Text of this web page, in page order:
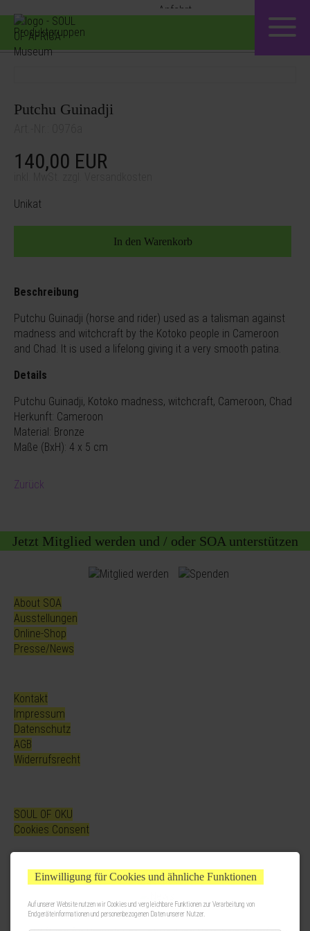
Produktgruppen
Putchu Guinadji
140,00 EUR
Unikat
Beschreibung
Putchu Guinadji (horse and rider) used as a talisman against
madness and witchcraft by the Kotoko people in Cameroon
and Chad. It is used a lifelong giving it a very smooth patina.
Details
Putchu Guinadji, Kotoko madness, witchcraft, Cameroon, Chad
Herkunft: Cameroon
Material: Bronze
Maße (BxH): 4 x 5 cm
Zurück
Jetzt Mitglied werden und / oder SOA unterstützen
About SOA
Ausstellungen
Online-Shop
Presse/News
Kontakt
Impressum
Datenschutz
AGB
Widerrufsrecht
SOUL OF OKU
Cookies Consent
Einwilligung für Cookies und ähnliche Funktionen
Auf unserer Website nutzen wir Cookies und vergleichbare Funktionen zur Verarbeitung von
Endgeräteinformationen und personenbezogenen Daten unserer Nutzer.